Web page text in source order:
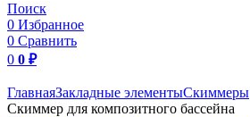
Поиск
0 Избранное
0 Сравнить
0 0 ₽
ГлавнаяЗакладные элементыСкиммеры
Скиммер для композитного бассейна